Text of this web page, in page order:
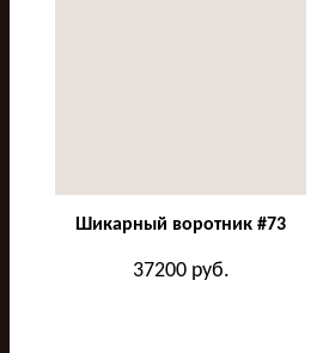
Шикарный воротник #73
37200руб.